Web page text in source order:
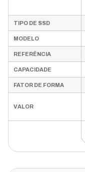
TIPO DE SSD
MODELO
REFERÊNCIA
CAPACIDADE
FATOR DE FORMA
VALOR